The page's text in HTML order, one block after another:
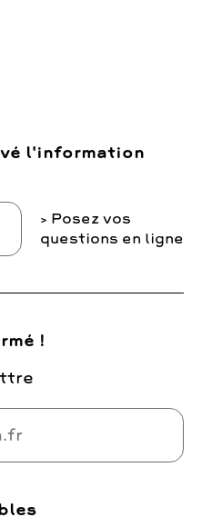
l'information
Posez vos
questions en ligne
!